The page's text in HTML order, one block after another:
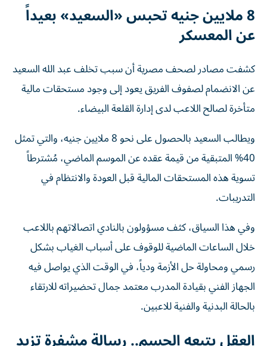
8 ملايين جنيه تحبس «السعيد» بعيداً
عن المعسكر
كشفت مصادر لصحف مصرية أن سبب تخلف عبد الله السعيد
عن الانضمام لصفوف الفريق يعود إلى وجود مستحقات مالية
متأخرة لصالح اللاعب لدى إدارة القلعة البيضاء.
ويطالب السعيد بالحصول على نحو 8 ملايين جنيه، والتي تمثل
40% المتبقية من قيمة عقده عن الموسم الماضي، مُشترطاً
تسوية هذه المستحقات المالية قبل العودة والانتظام في
التدريبات.
وفي هذا السياق، كثف مسؤولون بالنادي اتصالاتهم باللاعب
خلال الساعات الماضية للوقوف على أسباب الغياب بشكل
رسمي ومحاولة حل الأزمة ودياً، في الوقت الذي يواصل فيه
الجهاز الفني بقيادة المدرب معتمد جمال تحضيراته للارتقاء
بالحالة البدنية والفنية للاعبين.